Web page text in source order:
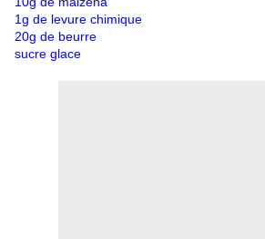
1g de levure chimique
20g de beurre
sucre glace